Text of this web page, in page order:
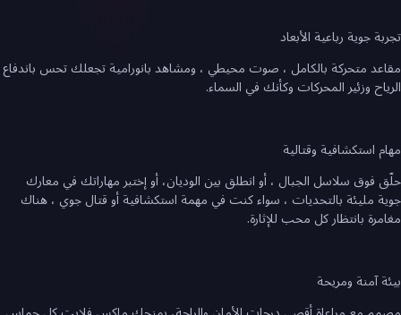
تجربة جوية رباعية الأبعاد
مقاعد متحركة بالكامل ، صوت محيطي ، ومشاهد بانورامية تجعلك تحس باندفاع
الرياح وزئير المحركات وكأنك في السماء.
مهام استكشافية وقتالية
حلّق فوق سلاسل الجبال ، أو انطلق بين الوديان، أو إختبر مهاراتك في معارك
جوية مليئة بالتحديات ، سواء كنت في مهمة استكشافية أو قتال جوي ، هناك
مغامرة بانتظار كل محب للإثارة.
بيئة آمنة ومريحة